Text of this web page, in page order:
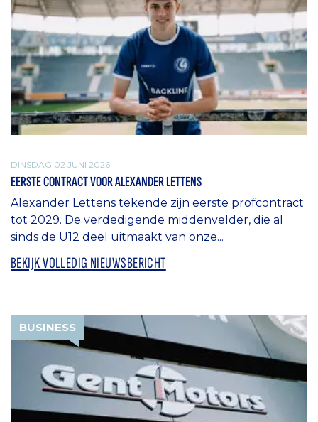
DINSDAG 02 JUNI 2026
EERSTE CONTRACT VOOR ALEXANDER LETTENS
Alexander Lettens tekende zijn eerste profcontract
tot 2029. De verdedigende middenvelder, die al
sinds de U12 deel uitmaakt van onze...
BEKIJK VOLLEDIG NIEUWSBERICHT
BUSINESS